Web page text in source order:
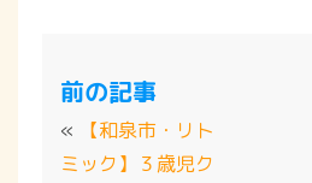
前の記事
«
【和泉市・リト
ミック】３歳児ク